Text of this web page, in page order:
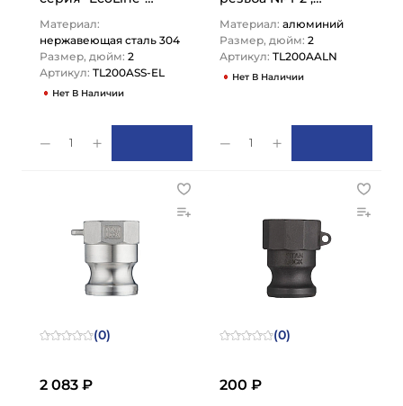
резьба BSP 2",
AISI304,…
Материал:
нержавеющая сталь 304
Размер, дюйм: 2
Артикул: TL200ASS-EL
Нет В Наличии
1
LOCK
Материал: алюминий
Размер, дюйм: 2
Артикул: TL200AALN
Нет В Наличии
1
(0)
2 083 ₽
(0)
200 ₽